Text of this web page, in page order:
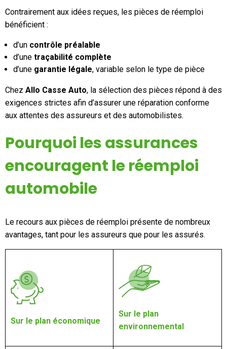
Contrairement aux idées reçues, les pièces de réemploi
bénéficient :
d’un contrôle préalable
d’une traçabilité complète
d’une garantie légale, variable selon le type de pièce
Chez Allo Casse Auto, la sélection des pièces répond à des
exigences strictes afin d’assurer une réparation conforme
aux attentes des assureurs et des automobilistes.
Pourquoi les assurances
encouragent le réemploi
automobile
Le recours aux pièces de réemploi présente de nombreux
avantages, tant pour les assureurs que pour les assurés.
Sur le plan économique
Sur le plan
environnemental